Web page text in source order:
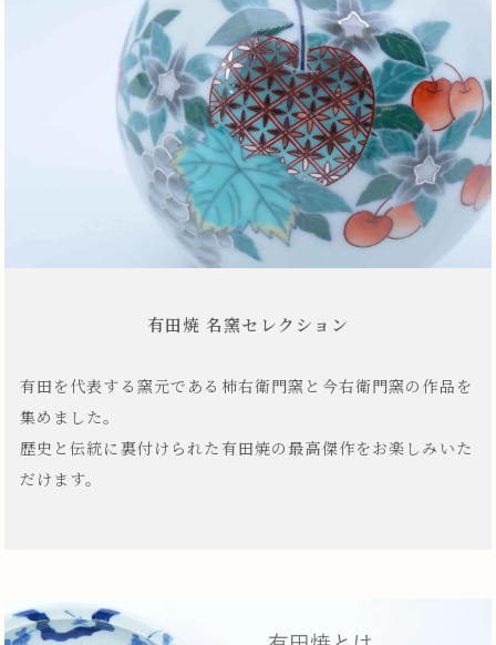
有田焼 名窯セレクション
有田を代表する窯元である柿右衛門窯と今右衛門窯の作品を
集めました。
歴史と伝統に裏付けられた有田焼の最高傑作をお楽しみいた
だけます。